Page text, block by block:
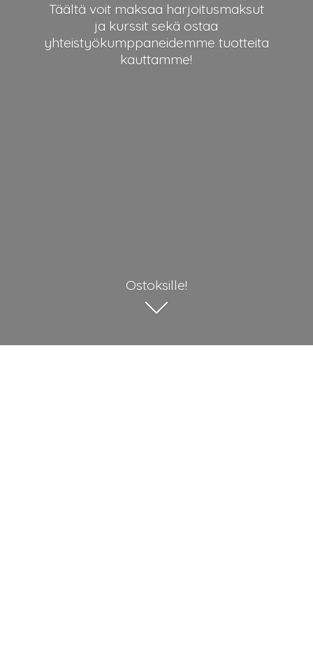
Täältä voit maksaa harjoitusmaksut
ja kurssit sekä ostaa
yhteistyökumppaneidemme tuotteita
kauttamme!
Ostoksille!